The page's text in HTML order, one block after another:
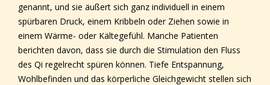
genannt, und sie äußert sich ganz individuell in einem
spürbaren Druck, einem Kribbeln oder Ziehen sowie in
einem Wärme- oder Kältegefühl. Manche Patienten
berichten davon, dass sie durch die Stimulation den Fluss
des Qi regelrecht spüren können. Tiefe Entspannung,
Wohlbefinden und das körperliche Gleichgewicht stellen sich